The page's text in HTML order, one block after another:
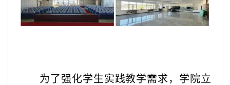
为了强化学生实践教学需求，学院立